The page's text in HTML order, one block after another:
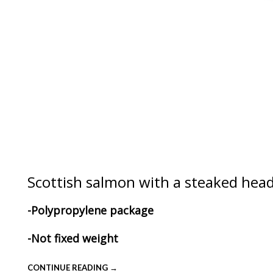
Scottish salmon with a steaked
-Polypropylene package
-Not fixed weight
CONTINUE READING →